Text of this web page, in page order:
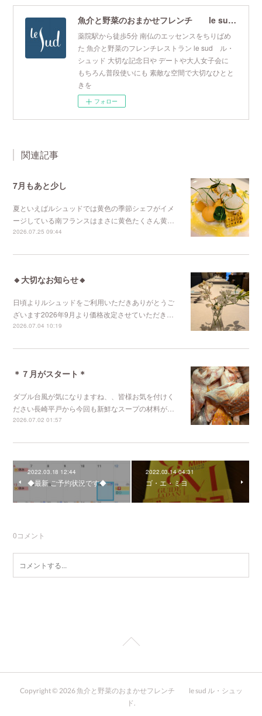
魚介と野菜のおまかせフレンチ le sud ル・シュッド
薬院駅から徒歩5分 南仏のエッセンスをちりばめ
た 魚介と野菜のフレンチレストラン le sud ル・
シュッド 大切な記念日や デートや大人女子会に
もちろん普段使いにも 素敵な空間で大切なひとと
きを
フォロー
関連記事
7月もあと少し
夏といえばルシュッドでは黄色の季節シェフがイメ
ージしている南フランスはまさに黄色たくさん黄…
2026.07.25 09:44
🔸大切なお知らせ🔸
日頃よりルシュッドをご利用いただきありがとうご
ざいます2026年9月より価格改定させていただき…
2026.07.04 10:19
＊７月がスタート＊
ダブル台風が気になりますね、、皆様お気を付けく
ださい長崎平戸から今回も新鮮なスープの材料が…
2026.07.02 01:57
2022.03.18 12:44
◆最新 ご予約状況です◆
2022.03.14 04:31
ゴ・エ・ミヨ
0コメント
Copyright © 2026魚介と野菜のおまかせフレンチ le sud ル・シュッ
ド.